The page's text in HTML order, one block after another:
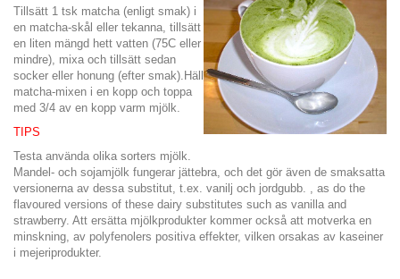
Tillsätt 1 tsk matcha (enligt smak) i
en matcha-skål eller tekanna, tillsätt
en liten mängd hett vatten (75C eller
mindre), mixa och tillsätt sedan
socker eller honung (efter smak).Häll
matcha-mixen i en kopp och toppa
med 3/4 av en kopp varm mjölk.
TIPS
Testa använda olika sorters mjölk.
Mandel- och sojamjölk fungerar jättebra, och det gör även de smaksatta
versionerna av dessa substitut, t.ex. vanilj och jordgubb. , as do the
flavoured versions of these dairy substitutes such as vanilla and
strawberry. Att ersätta mjölkprodukter kommer också att motverka en
minskning, av polyfenolers positiva effekter, vilken orsakas av kaseiner
i mejeriprodukter.